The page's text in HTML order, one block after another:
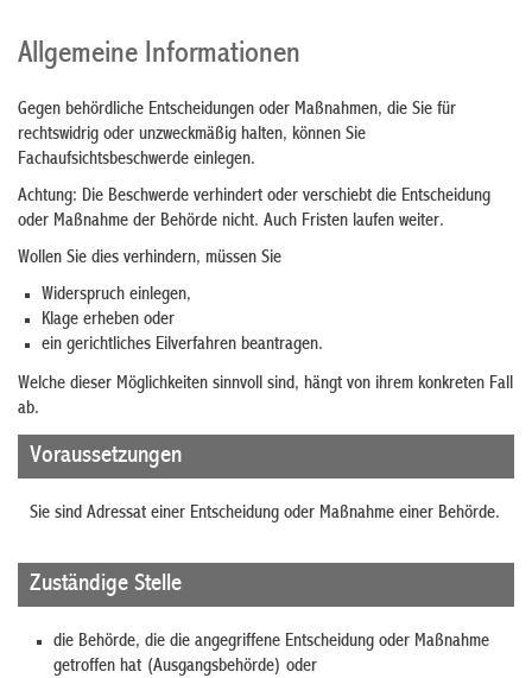
Allgemeine Informationen
Gegen behördliche Entscheidungen oder Maßnahmen, die Sie für
rechtswidrig oder unzweckmäßig halten, können Sie
Fachaufsichtsbeschwerde einlegen.
Achtung: Die Beschwerde verhindert oder verschiebt die Entscheidung
oder Maßnahme der Behörde nicht. Auch Fristen laufen weiter.
Wollen Sie dies verhindern, müssen Sie
Widerspruch einlegen,
Klage erheben oder
ein gerichtliches Eilverfahren beantragen.
Welche dieser Möglichkeiten sinnvoll sind, hängt von ihrem konkreten Fall
ab.
Voraussetzungen
Sie sind Adressat einer Entscheidung oder Maßnahme einer Behörde.
Zuständige Stelle
die Behörde, die die angegriffene Entscheidung oder Maßnahme
getroffen hat (Ausgangsbehörde) oder